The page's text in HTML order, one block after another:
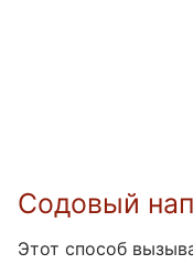
Содовый
Этот способ